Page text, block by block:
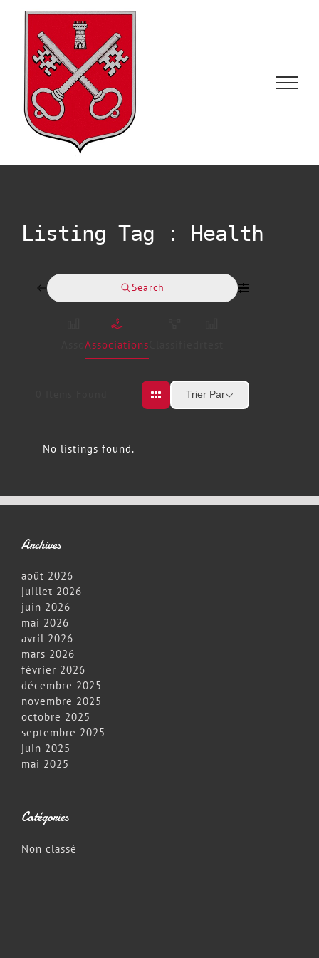
content
Listing Tag : Health
Search
Associations
Trier Par
No listings found.
Archives
août 2026
juillet 2026
juin 2026
mai 2026
avril 2026
mars 2026
février 2026
décembre 2025
novembre 2025
octobre 2025
septembre 2025
juin 2025
mai 2025
Catégories
Non classé